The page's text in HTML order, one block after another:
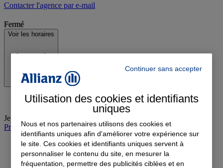
Contacter l'agence par e-mail
Fermé
Voir les horaires
Jeudi
Prendre rendez-vous à l'agence
Continuer sans accepter
Utilisation des cookies et identifiants
uniques
Nous et nos partenaires utilisons des cookies et
identifiants uniques afin d'améliorer votre expérience sur
le site. Ces cookies et identifiants uniques servent à
personnaliser le contenu du site, en mesurer la
fréquentation, permettre des publicités ciblées et en